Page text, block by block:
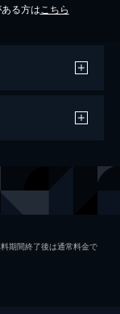
る方は こちら
ョーンズ
期間終了後は通常料金で